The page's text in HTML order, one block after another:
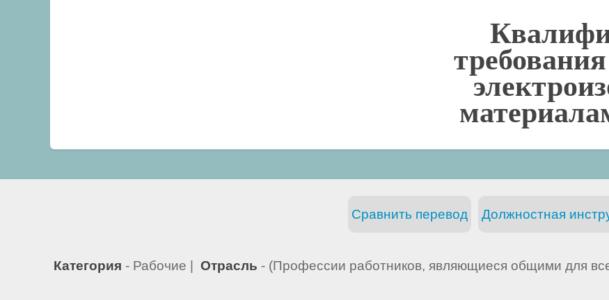
Должностная
Сравнить перевод
Категория - Рабочие | Отрасль - (Профессии работников, являющиеся общими для